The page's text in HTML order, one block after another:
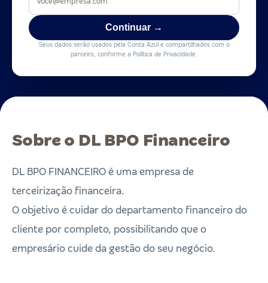
Continuar →
Seus dados serão usados pela Conta Azul e compartilhados com o
parceiro, conforme a Política de Privacidade.
Sobre o DL BPO Financeiro
DL BPO FINANCEIRO é uma empresa de
terceirização financeira.
O objetivo é cuidar do departamento financeiro do
cliente por completo, possibilitando que o
empresário cuide da gestão do seu negócio.